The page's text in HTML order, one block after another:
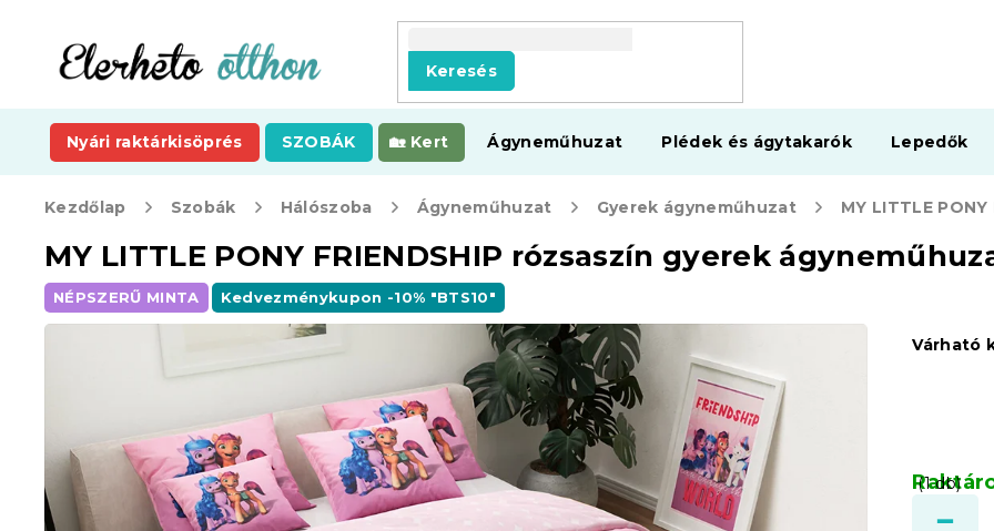
tartalomhoz
Keresés
Nyári raktárkisöprés SZOBÁK Kert Ágyneműhuzat Plédek és ágytakarók Lepedők
Kezdőlap Szobák Hálószoba Ágyneműhuzat Gyerek ágyneműhuzat
MY LITTLE PONY FRIENDSHIP rózsaszín gyerek
NÉPSZERŰ MINTA Kedvezménykupon -10% "BTS10"
(1 db)
Várható